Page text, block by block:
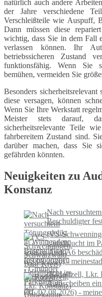
natürlich auch andere
der Jahre verschiedene
Verschleißteile wie Auspuff,
Dann müssen diese
wichtig, dass Sie in dem Fall
verlassen können. Ihr
betriebssicheren Zustand
funktionsfähig. Wenn Sie
bemühen, vermeiden Sie
Besonders
diese versagen, können
Wenn Sie Ihre Werkstatt
Meister stets darauf,
sicherheitsrelevante Teile
fahrbereitem Zustand sind.
darüber machen, dass Sie
gefährden könnten.
Neuigkeiten zu
Konstanz
Nach
Beschuldigter
(VS-
Unfallflucht im
weißen Audi A6
(03.08.2026) -
(Radolfzell, Lkr.
Autoscheiben
(01./02.08.2026) -